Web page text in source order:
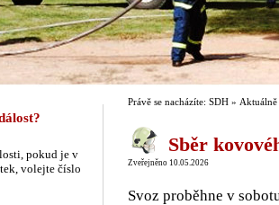
Právě se nacházíte: SDH » Aktuálně
Sběr
Zveřejněno 10.05.2026
Svoz proběhne v
pokud je v
volejte číslo